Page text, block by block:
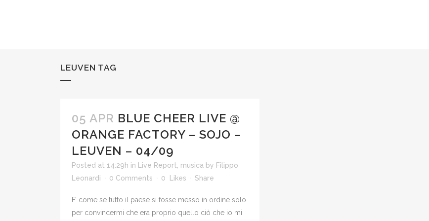
LEUVEN TAG
05 APR BLUE CHEER LIVE @
ORANGE FACTORY – SOJO –
LEUVEN – 04/09
Posted at 14:29h in Live Report musica by Filippo
Leonardi
0 Comments 0 Likes Share
E’ come se tutto il paese si fosse messo in ordine solo
per convincermi che era proprio quello ciò che io mi